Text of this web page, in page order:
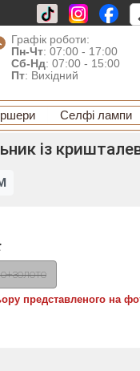
Графік роботи:
Пн-Чт: 07:00 - 17:00
Сб-Нд: 07:00 - 15:00
Пт: Вихідний
Селфі лампи
із
представленого на